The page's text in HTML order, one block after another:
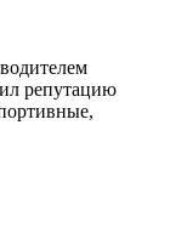
репутацию